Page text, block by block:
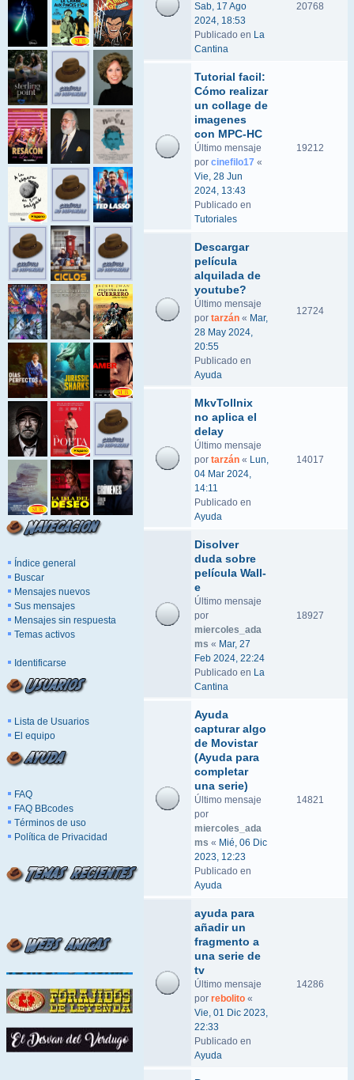
Índice general
Buscar
Mensajes nuevos
Sus mensajes
Mensajes sin respuesta
Temas activos
Identificarse
Lista de Usuarios
El equipo
FAQ
FAQ BBcodes
Términos de uso
Política de Privacidad
Sab, 17 Ago
2024, 18:53
Publicado en La
Cantina
20768
Tutorial facil:
Cómo realizar
un collage de
imagenes
con MPC-HC
Último mensaje
por cinefilo17 «
Vie, 28 Jun
2024, 13:43
Publicado en
Tutoriales
19212
Descargar
película
alquilada de
youtube?
Último mensaje
por tarzán « Mar,
28 May 2024,
20:55
Publicado en
Ayuda
12724
MkvTollnix
no aplica el
delay
Último mensaje
por tarzán « Lun,
04 Mar 2024,
14:11
Publicado en
Ayuda
14017
Disolver
duda sobre
película Wall-
e
Último mensaje
por
miercoles_ada
ms « Mar, 27
Feb 2024, 22:24
Publicado en La
Cantina
18927
Ayuda
capturar algo
de Movistar
(Ayuda para
completar
una serie)
Último mensaje
por
miercoles_ada
ms « Mié, 06 Dic
2023, 12:23
Publicado en
Ayuda
14821
ayuda para
añadir un
fragmento a
una serie de
tv
Último mensaje
por rebolito «
Vie, 01 Dic 2023,
22:33
Publicado en
Ayuda
14286